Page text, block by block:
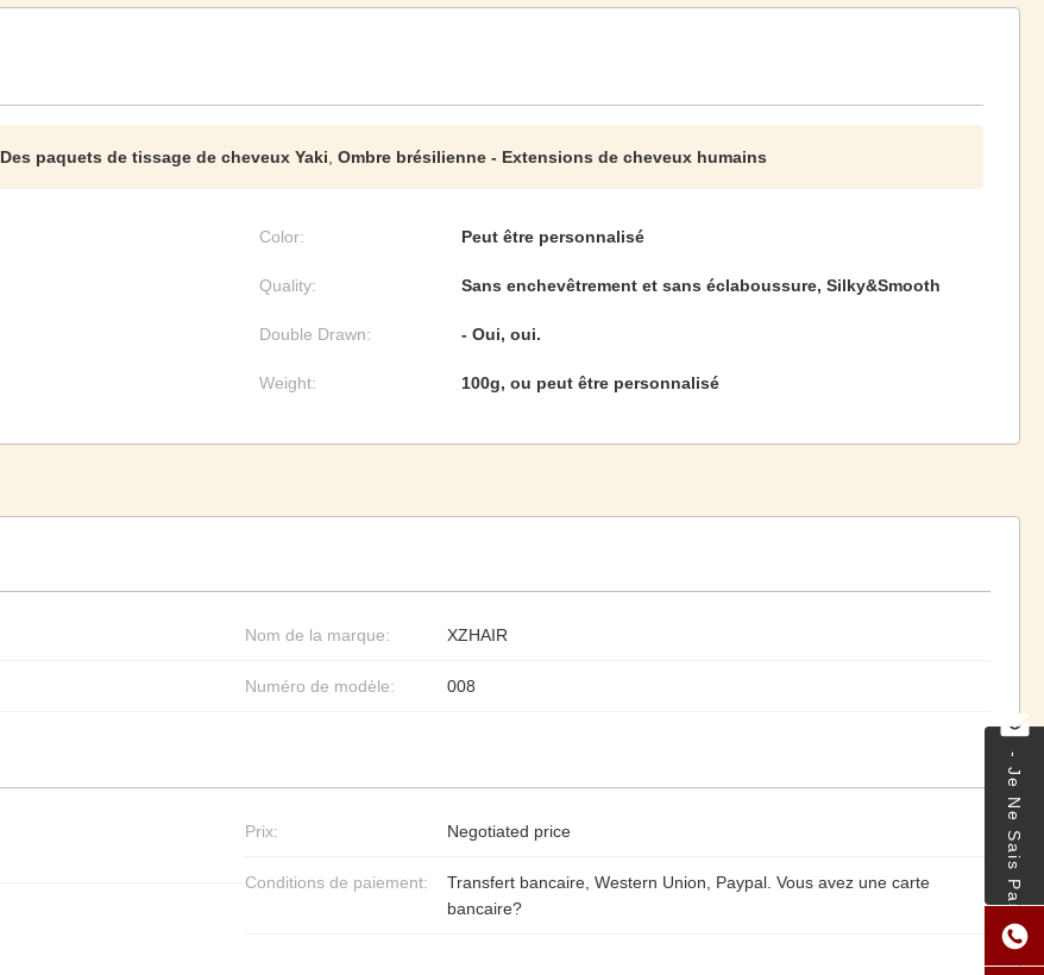
- Je Ne Sais Pas.
Des paquets de tissage de cheveux Yaki Ombre brésilienne - Extensions de cheveux humains
Color: Peut être personnalisé
Quality: Sans enchevêtrement et sans éclaboussure, Silky&Smooth
Double Drawn: - Oui, oui.
Weight: 100g, ou peut être personnalisé
Nom de la marque: XZHAIR
Numéro de modèle: 008
Prix: Negotiated price
Conditions de paiement:
Transfert bancaire, Western Union, Paypal. Vous avez une carte
bancaire?